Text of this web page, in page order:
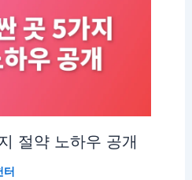
절약 노하우 공개
터